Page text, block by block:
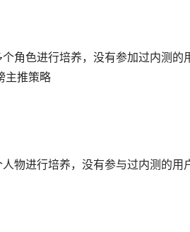
角色进行培养，没有参加过内测的
主推策略
物进行培养，没有参与过内测的用